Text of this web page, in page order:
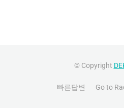
© Copyright
빠른답변 Go to